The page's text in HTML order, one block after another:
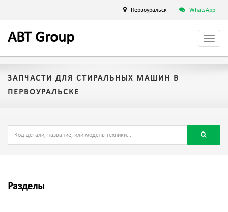
Первоуральск WhatsApp
ABT Group
ЗАПЧАСТИ ДЛЯ СТИРАЛЬНЫХ МАШИН В
ПЕРВОУРАЛЬСКЕ
Разделы